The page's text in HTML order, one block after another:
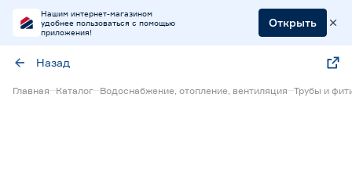
Нашим интернет-магазином
удобнее пользоваться с помощью
приложения!
Открыть
Назад
Главная Каталог Водоснабжение, отопление, вентиляция Трубы и